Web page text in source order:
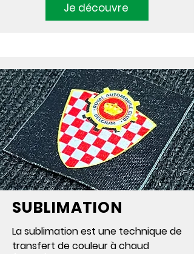
Je découvre
SUBLIMATION
La sublimation est une technique de
transfert de couleur à chaud